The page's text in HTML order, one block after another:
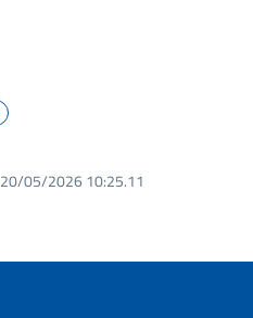
20/05/2026 10:25.11